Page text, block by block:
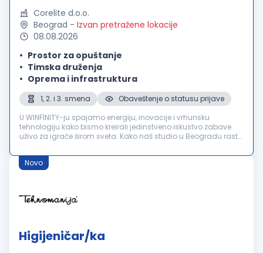
Corelite d.o.o.
Beograd - Izvan pretražene lokacije
08.08.2026
Prostor za opuštanje
Timska druženja
Oprema i infrastruktura
1, 2. i 3. smena
Obaveštenje o statusu prijave
U WINFINITY-ju spajamo energiju, inovacije i vrhunsku
tehnologiju kako bismo kreirali jedinstveno iskustvo zabave
uživo za igrače širom sveta. Kako naš studio u Beogradu raste,
važan de...
Novo
Higijeničar/ka